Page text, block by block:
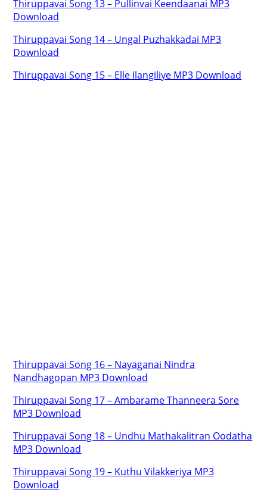
Thiruppavai Song 13 – Pullinvai Keendaanai MP3
Download
Thiruppavai Song 14 – Ungal Puzhakkadai MP3
Download
Thiruppavai Song 15 – Elle Ilangiliye MP3 Download
Thiruppavai Song 16 – Nayaganai Nindra
Nandhagopan MP3 Download
Thiruppavai Song 17 – Ambarame Thanneera Sore
MP3 Download
Thiruppavai Song 18 – Undhu Mathakalitran Oodatha
MP3 Download
Thiruppavai Song 19 – Kuthu Vilakkeriya MP3
Download